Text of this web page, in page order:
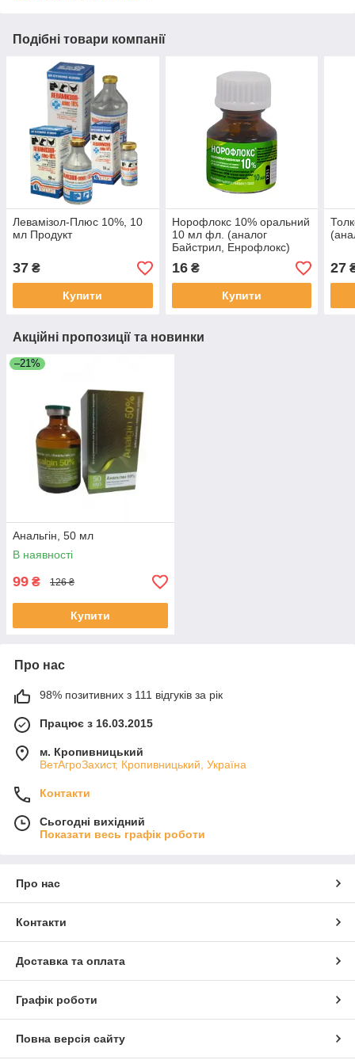
Подібні товари компанії
Левамізол-Плюс 10%, 10
мл Продукт
37 ₴
Купити
Норофлокс 10% оральний
10 мл фл. (аналог
Байстрил, Енрофлокс)
16₴
Купити
27
Акційні пропозиції та новинки
–21%
Анальгін, 50 мл
В наявності
99 ₴ 126 ₴
Купити
Про нас
98% позитивних з 111 відгуків за рік
Працює з 16.03.2015
м. Кропивницький
ВетАгроЗахист, Кропивницький, Україна
Контакти
Сьогодні вихідний
Показати весь графік роботи
Про нас
Контакти
Доставка та оплата
Графік роботи
Повна версія сайту